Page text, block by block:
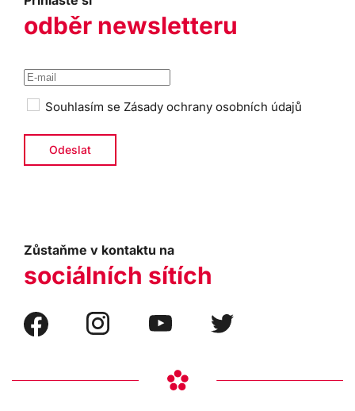
odběr newsletteru
Souhlasím se Zásady ochrany osobních údajů
Zůstaňme v kontaktu na
sociálních sítích